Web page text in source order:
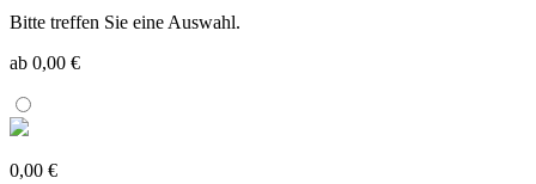
Bitte treffen Sie eine Auswahl.
ab 0,00 €
0,00 €